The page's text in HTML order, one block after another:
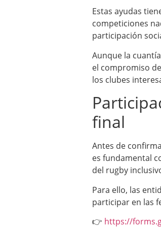
Estas ayudas
competiciones
participación
Aunque la
el compromiso
los clubes
final
Antes de
es fundamental
del rugby
Para ello, las
participar en las
👉 https://